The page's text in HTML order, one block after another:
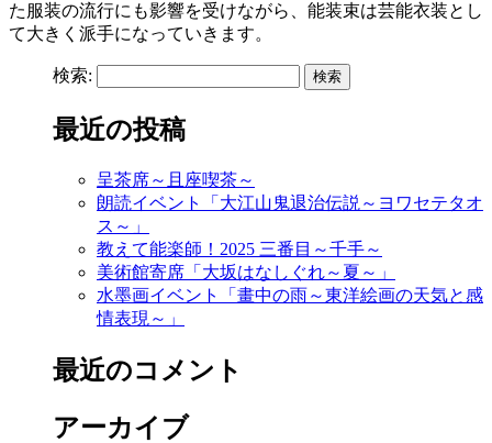
た服装の流行にも影響を受けながら、能装束は芸能衣装とし
て大きく派手になっていきます。
検索:
最近の投稿
呈茶席～且座喫茶～
朗読イベント「大江山鬼退治伝説～ヨワセテタオ
ス～」
教えて能楽師！2025 三番目～千手～
美術館寄席「大坂はなしぐれ～夏～」
水墨画イベント「畫中の雨～東洋絵画の天気と感
情表現～」
最近のコメント
アーカイブ